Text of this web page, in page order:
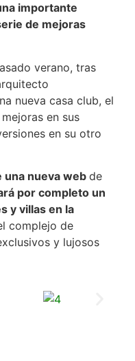
importante
de mejoras
verano, tras
nueva casa club, el
en sus
en su otro
una nueva webde
por completo un
y villas en la
complejo de
y lujosos